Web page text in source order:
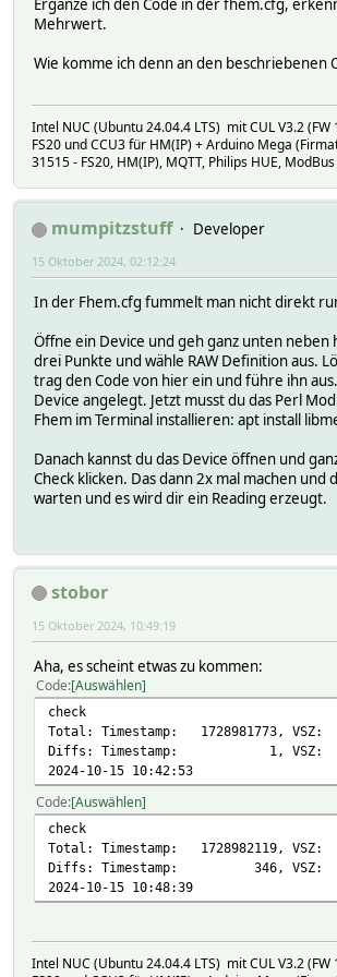
readingsBulkUpdate($hash,
readingsBulkUpdate($hash,
}\
}\
\
#initiate profiling (again)\
$hash->{helper}{mu}->record();;\
return $result;;\
}
attr memUsageDevice webCmd wert check
Ergänze ich den Code in der fhem.cfg,
Mehrwert.
Wie komme ich denn an den beschriebenen
Intel NUC (Ubuntu 24.04.4 LTS) mit CUL V3.2 (FW
FS20 und CCU3 für HM(IP) + Arduino Mega
31515 - FS20, HM(IP), MQTT, Philips HUE, ModBus
mumpitzstuff
Developer
15 Oktober 2024, 02:12:24
In der Fhem.cfg fummelt man nicht direkt
Öffne ein Device und geh ganz unten neben
drei Punkte und wähle RAW Definition aus.
trag den Code von hier ein und führe ihn
Device angelegt. Jetzt musst du das Perl
Fhem im Terminal installieren: apt install
Danach kannst du das Device öffnen und
Check klicken. Das dann 2x mal machen und
warten und es wird dir ein Reading erzeugt.
stobor
15 Oktober 2024, 10:49:19
Aha, es scheint etwas zu kommen:
Code Auswählen
check
Total: Timestamp: 1728981773,
Diffs: Timestamp: 1,
2024-10-15 10:42:53
Code Auswählen
check
Total: Timestamp: 1728982119,
Diffs: Timestamp: 346,
2024-10-15 10:48:39
Intel NUC (Ubuntu 24.04.4 LTS) mit CUL V3.2 (FW